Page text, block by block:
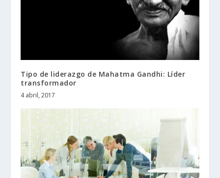
Tipo de liderazgo de Mahatma Gandhi: Líder
transformador
4 abril, 2017